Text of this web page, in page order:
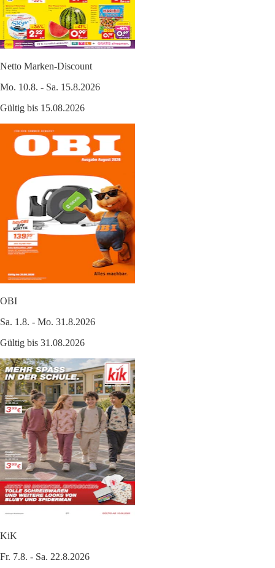
Netto Marken-Discount
Mo. 10.8. - Sa. 15.8.2026
Gültig bis 15.08.2026
OBI
Sa. 1.8. - Mo. 31.8.2026
Gültig bis 31.08.2026
KiK
Fr. 7.8. - Sa. 22.8.2026